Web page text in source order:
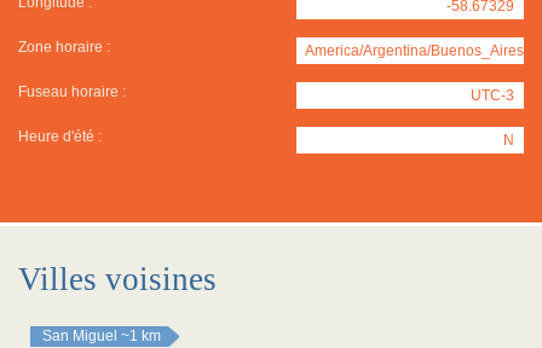
-58.67329
Zone horaire : America/Argentina/Buenos_Aires
Fuseau horaire : UTC-3
Heure d'été : N
Villes voisines
San Miguel ~1 km